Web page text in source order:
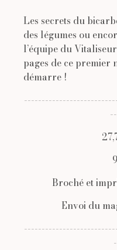
Les secrets du
des légumes ou
l’équipe du
pages de ce premier
démarre !
Broché et
Envoi du